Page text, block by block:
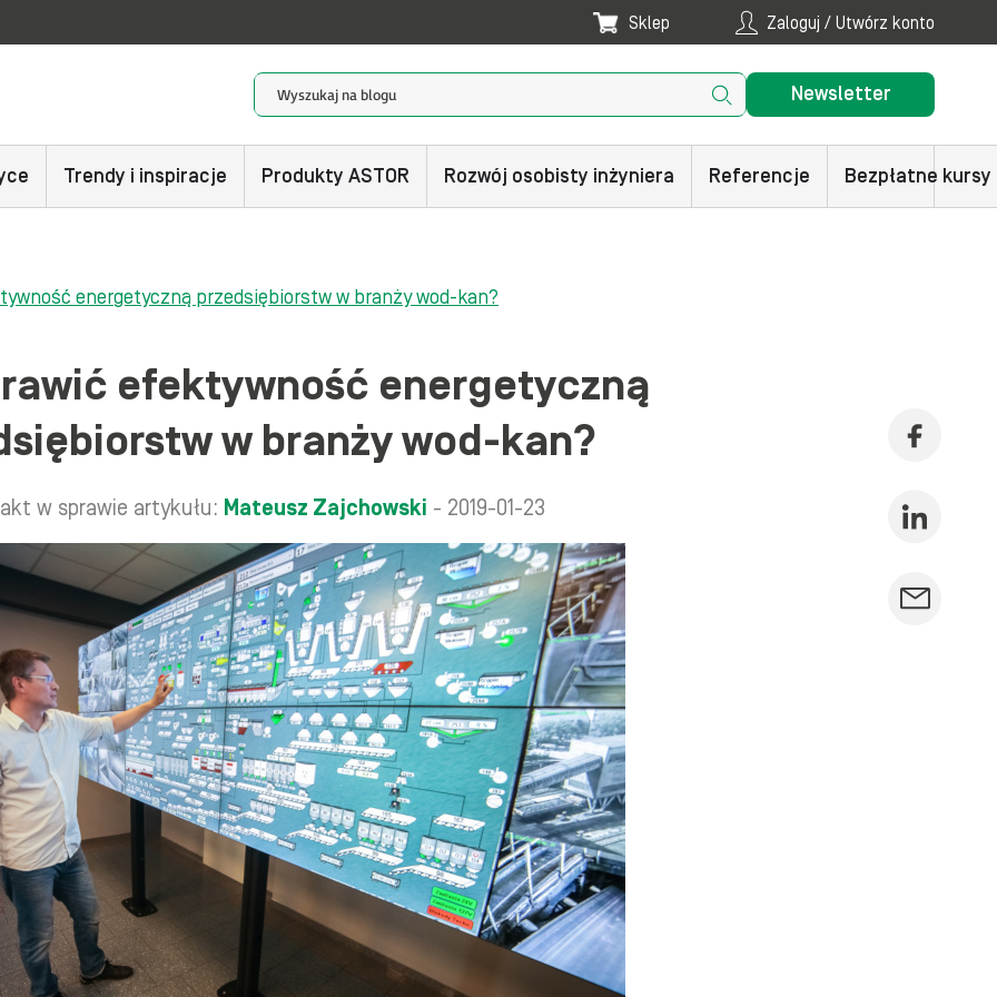
Sklep Zaloguj / Utwórz konto
Newsletter
Trendy i inspiracje Produkty ASTOR Rozwój osobisty inżyniera Referencje Bezpłatne kursy
energetyczną przedsiębiorstw w branży wod-kan?
efektywność energetyczną
w branży wod-kan?
w sprawie artykułu: Mateusz Zajchowski - 2019-01-23